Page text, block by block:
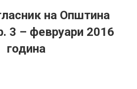
на Општина
3 – февруари 2016
година